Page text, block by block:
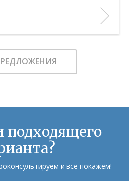
м2:
63/25.2/27.3
2
5/8
подходящего
и все покажем!